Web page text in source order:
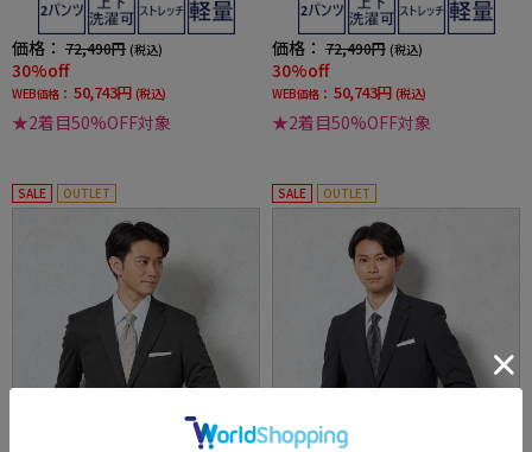
価格： 72,490円 (税込)
30%off
WEB価格： 50,743円 (税込)
★2着目50%OFF対象
価格： 72,490円 (税込)
30%off
WEB価格： 50,743円 (税込)
★2着目50%OFF対象
SALE OUTLET SALE OUTLET